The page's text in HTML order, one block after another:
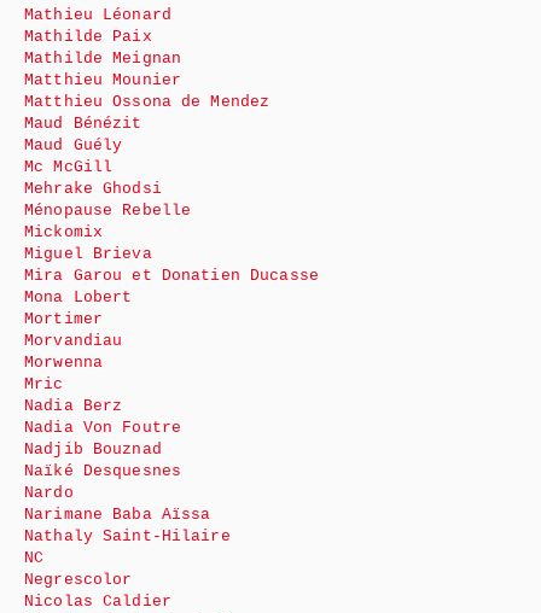
Mathieu Léonard
Mathilde Paix
Mathilde Meignan
Matthieu Mounier
Matthieu Ossona de Mendez
Maud Bénézit
Maud Guély
Mc McGill
Mehrake Ghodsi
Ménopause Rebelle
Mickomix
Miguel Brieva
Mira Garou et Donatien Ducasse
Mona Lobert
Mortimer
Morvandiau
Morwenna
Mric
Nadia Berz
Nadia Von Foutre
Nadjib Bouznad
Naïké Desquesnes
Nardo
Narimane Baba Aïssa
Nathaly Saint-Hilaire
NC
Negrescolor
Nicolas Caldier